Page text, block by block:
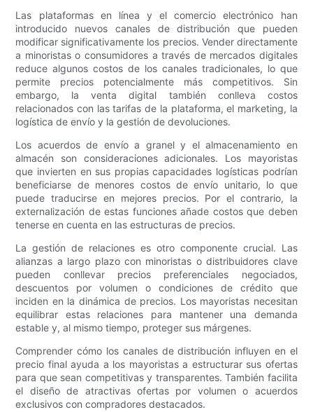
Las plataformas en línea y el comercio electrónico han
introducido nuevos canales de distribución que pueden
modificar significativamente los precios. Vender directamente
a minoristas o consumidores a través de mercados digitales
reduce algunos costos de los canales tradicionales, lo que
permite precios potencialmente más competitivos. Sin
embargo, la venta digital también conlleva costos
relacionados con las tarifas de la plataforma, el marketing, la
logística de envío y la gestión de devoluciones.
Los acuerdos de envío a granel y el almacenamiento en
almacén son consideraciones adicionales. Los mayoristas
que invierten en sus propias capacidades logísticas podrían
beneficiarse de menores costos de envío unitario, lo que
puede traducirse en mejores precios. Por el contrario, la
externalización de estas funciones añade costos que deben
tenerse en cuenta en las estructuras de precios.
La gestión de relaciones es otro componente crucial. Las
alianzas a largo plazo con minoristas o distribuidores clave
pueden conllevar precios preferenciales negociados,
descuentos por volumen o condiciones de crédito que
inciden en la dinámica de precios. Los mayoristas necesitan
equilibrar estas relaciones para mantener una demanda
estable y, al mismo tiempo, proteger sus márgenes.
Comprender cómo los canales de distribución influyen en el
precio final ayuda a los mayoristas a estructurar sus ofertas
para que sean competitivas y transparentes. También facilita
el diseño de atractivas ofertas por volumen o acuerdos
exclusivos con compradores destacados.